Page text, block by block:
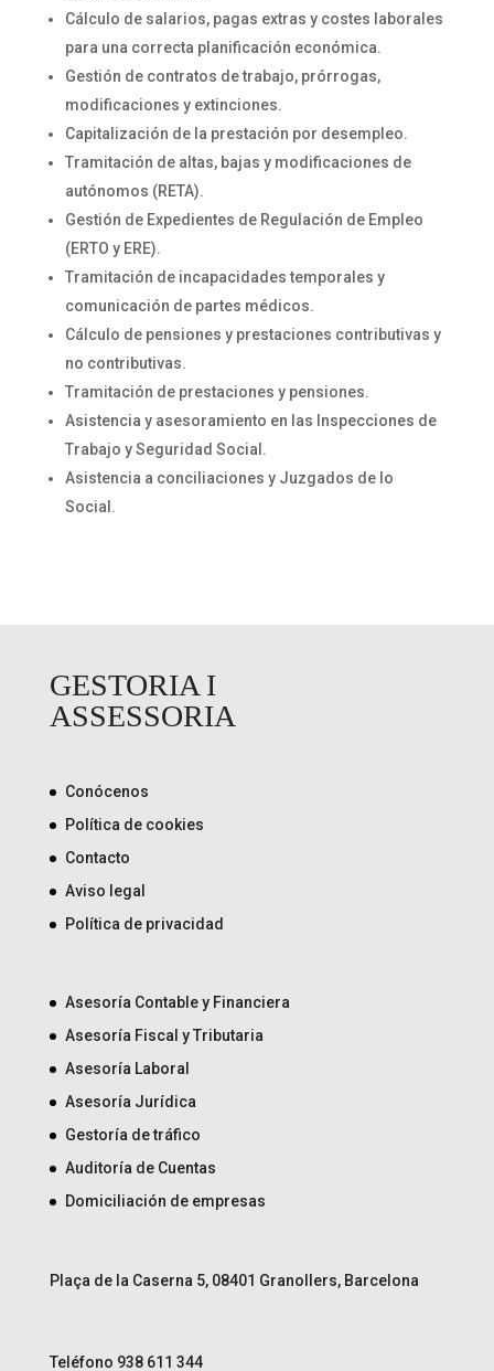
Cálculo de salarios, pagas extras y costes laborales
para una correcta planificación económica.
Gestión de contratos de trabajo, prórrogas,
modificaciones y extinciones.
Capitalización de la prestación por desempleo.
Tramitación de altas, bajas y modificaciones de
autónomos (RETA).
Gestión de Expedientes de Regulación de Empleo
(ERTO y ERE).
Tramitación de incapacidades temporales y
comunicación de partes médicos.
Cálculo de pensiones y prestaciones contributivas y
no contributivas.
Tramitación de prestaciones y pensiones.
Asistencia y asesoramiento en las Inspecciones de
Trabajo y Seguridad Social.
Asistencia a conciliaciones y Juzgados de lo
Social.
GESTORIA I
ASSESSORIA
Conócenos
Política de cookies
Contacto
Aviso legal
Política de privacidad
Asesoría Contable y Financiera
Asesoría Fiscal y Tributaria
Asesoría Laboral
Asesoría Jurídica
Gestoría de tráfico
Auditoría de Cuentas
Domiciliación de empresas
Plaça de la Caserna 5, 08401 Granollers, Barcelona
Teléfono 938 611 344